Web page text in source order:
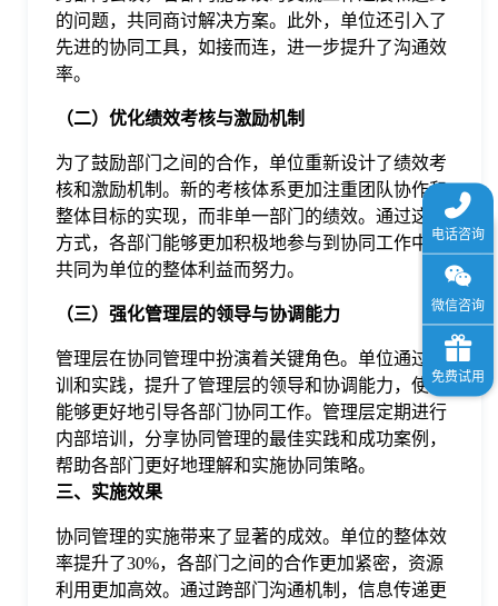
的问题，共同商讨解决方案。此外，单位还引入了
先进的协同工具，如接而连，进一步提升了沟通效
率。
（二）优化绩效考核与激励机制
为了鼓励部门之间的合作，单位重新设计了绩效考
核和激励机制。新的考核体系更加注重团队协作和
整体目标的实现，而非单一部门的绩效。通过这种
方式，各部门能够更加积极地参与到协同工作中，
共同为单位的整体利益而努力。
（三）强化管理层的领导与协调能力
管理层在协同管理中扮演着关键角色。单位通过培
训和实践，提升了管理层的领导和协调能力，使其
能够更好地引导各部门协同工作。管理层定期进行
内部培训，分享协同管理的最佳实践和成功案例，
帮助各部门更好地理解和实施协同策略。
三、实施效果
协同管理的实施带来了显著的成效。单位的整体效
率提升了30%，各部门之间的合作更加紧密，资源
利用更加高效。通过跨部门沟通机制，信息传递更